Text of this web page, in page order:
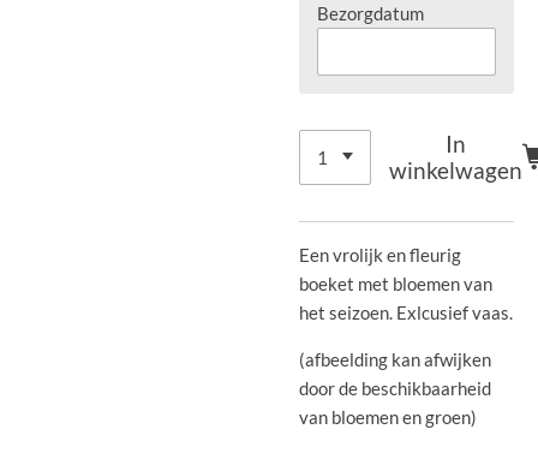
Bezorgdatum
In
winkelwagen
Een vrolijk en fleurig
boeket met bloemen van
het seizoen. Exlcusief vaas.
(afbeelding kan afwijken
door de beschikbaarheid
van bloemen en groen)